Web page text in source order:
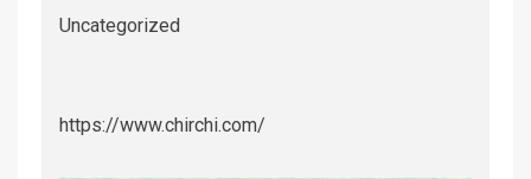
Uncategorized
https://www.chirchi.com/